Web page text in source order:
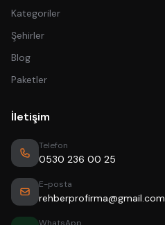
Kategoriler
Şehirler
Blog
Paketler
İletişim
Telefon
0530 236 00 25
E-posta
rehberprofirma@gmail.com